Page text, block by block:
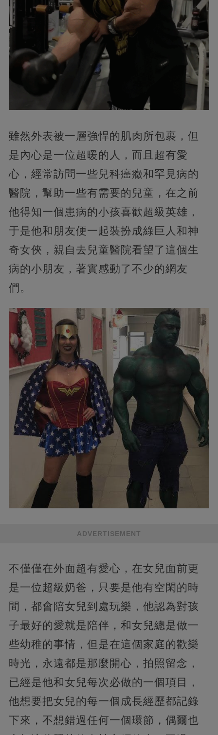
雖然外表被一層強悍的肌肉所包裹，但
是內心是一位超暖的人，而且超有愛
心，經常訪問一些兒科癌癥和罕見病的
醫院，幫助一些有需要的兒童，在之前
他得知一個患病的小孩喜歡超級英雄，
于是他和朋友便一起裝扮成綠巨人和神
奇女俠，親自去兒童醫院看望了這個生
病的小朋友，著實感動了不少的網友
們。
ADVERTISEMENT
不僅僅在外面超有愛心，在女兒面前更
是一位超級奶爸，只要是他有空閑的時
間，都會陪女兒到處玩樂，他認為對孩
子最好的愛就是陪伴，和女兒總是做一
些幼稚的事情，但是在這個家庭的歡樂
時光，永遠都是那麼開心，拍照留念，
已經是他和女兒每次必做的一個項目，
他想要把女兒的每一個成長經歷都記錄
下來，不想錯過任何一個環節，偶爾也